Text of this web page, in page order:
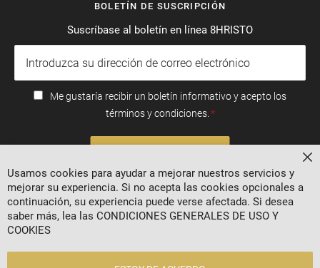
BOLETÍN DE SUSCRIPCIÓN
Suscríbase al boletín en línea 8HRISTO
Me gustaría recibir un boletín informativo y acepto los
términos y condiciones.
Usamos cookies para ayudar a mejorar nuestros servicios y
mejorar su experiencia. Si no acepta las cookies opcionales a
continuación, su experiencia puede verse afectada. Si desea
saber más, lea las CONDICIONES GENERALES DE USO Y
COOKIES